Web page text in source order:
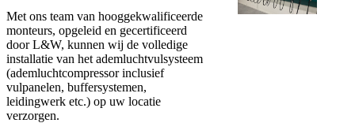
Met ons team van hooggekwalificeerde
monteurs, opgeleid en gecertificeerd
door L&W, kunnen wij de volledige
installatie van het ademluchtvulsysteem
(ademluchtcompressor inclusief
vulpanelen, buffersystemen,
leidingwerk etc.) op uw locatie
verzorgen.